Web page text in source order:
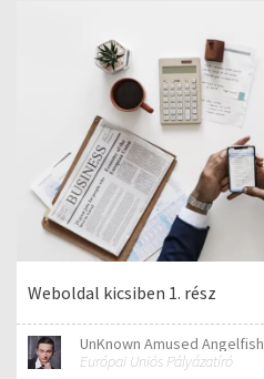
Weboldal kicsiben 1. rész
UnKnown Amused Angelfish
Európai Uniós Pályázatíró